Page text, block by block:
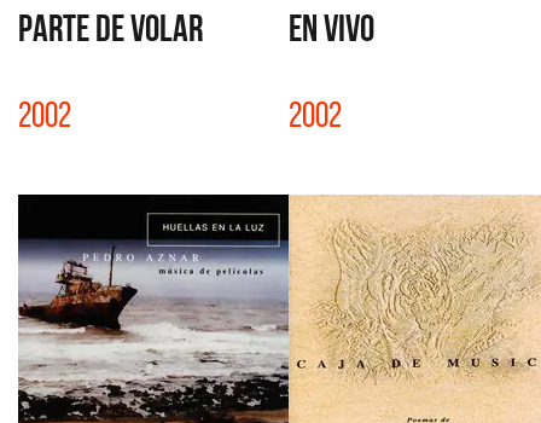
PARTE DE VOLAR
2002
EN VIVO
2002